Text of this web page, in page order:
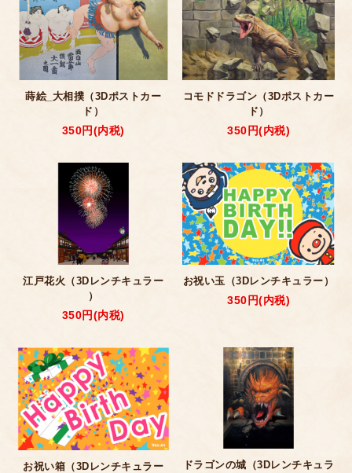
蒔絵_大相撲（3Dポストカー
ド）
350円(内税)
コモドドラゴン（3Dポストカー
ド）
350円(内税)
江戸花火（3Dレンチキュラー
）
350円(内税)
お祝い玉（3Dレンチキュラー）
350円(内税)
お祝い箱（3Dレンチキュラー
ドラゴンの城（3Dレンチキュラ